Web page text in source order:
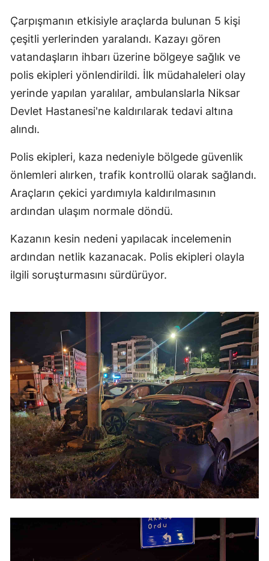
Çarpışmanın etkisiyle araçlarda bulunan 5 kişi
çeşitli yerlerinden yaralandı. Kazayı gören
vatandaşların ihbarı üzerine bölgeye sağlık ve
polis ekipleri yönlendirildi. İlk müdahaleleri olay
yerinde yapılan yaralılar, ambulanslarla Niksar
Devlet Hastanesi'ne kaldırılarak tedavi altına
alındı.
Polis ekipleri, kaza nedeniyle bölgede güvenlik
önlemleri alırken, trafik kontrollü olarak sağlandı.
Araçların çekici yardımıyla kaldırılmasının
ardından ulaşım normale döndü.
Kazanın kesin nedeni yapılacak incelemenin
ardından netlik kazanacak. Polis ekipleri olayla
ilgili soruşturmasını sürdürüyor.